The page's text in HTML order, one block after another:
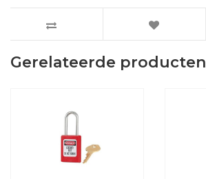
Gerelateerde producten